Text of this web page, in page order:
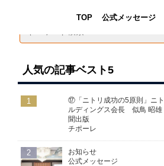
TOP 公式メッセージ
人気の記事ベスト5
1
⑰「ニトリ成功の5原則」ニ
ルディングス会長 似鳥 昭
聞出版
チポーレ
2
お知らせ
公式メッセージ